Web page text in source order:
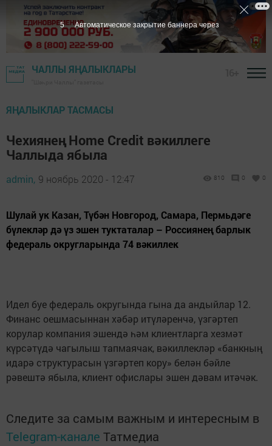
ЧАЛЛЫ ЯҢАЛЫКЛАРЫ
ЯҢАЛЫКЛАР ТАСМАСЫ
Чехиянең Home Credit вәкиллеге
Чаллыда ябыла
admin, 9 ноябрь 2020 - 12:47 810 0 0
Шулай ук Казан, Түбән Новгород, Самара, Пермьдәге
бүлекләр дә үз эшен туктаталар – Россиянең барлык
федераль округларында 74 вәкиллек
Идел буе федераль округында гына да андыйлар 12.
Финанс оешмасыннан хәбәр итүләренчә, үзгәртеп
корулар компания эшендә һәм клиентларга хезмәт
күрсәтүдә чагылыш тапмаячак, вәкиллекләр «банкның
идарә структурасын үзгәртеп кору» белән бәйле
рәвештә ябыла, клиент офислары эшен дәвам итәчәк.
Следите за самым важным и интересным в
Telegram-канале Татмедиа
4 Автоматическое закрытие баннера через